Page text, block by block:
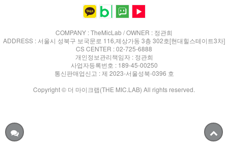
COMPANY : TheMicLab / OWNER : 정관희
ADDRESS : 서울시 성북구 보국문로 116,제상가동 3층 302호[현대힐스테이트3차]
CS CENTER : 02-725-6888
개인정보관리책임자 : 정관희
사업자등록번호 : 189-45-00250
통신판매업신고 : 제 2023-서울성북-0396 호
Copyright © 더 마이크랩(THE MIC.LAB) All rights reserved.